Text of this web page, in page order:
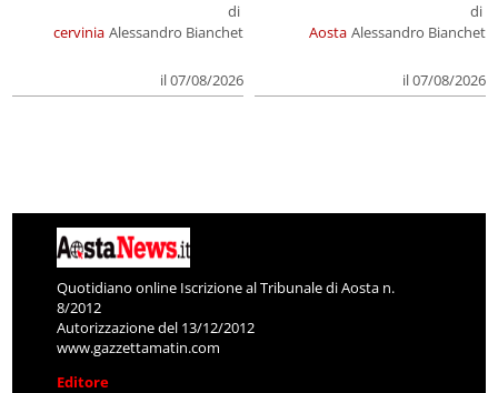
cervinia
di
Alessandro Bianchet
il 07/08/2026
Aosta
di
Alessandro Bianchet
il 07/08/2026
Quotidiano online Iscrizione al Tribunale di Aosta n.
8/2012
Autorizzazione del 13/12/2012
www.gazzettamatin.com
Editore